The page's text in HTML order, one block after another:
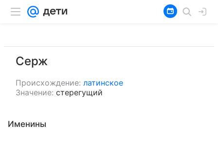
Серж
Происхождение: латинское
Значение: стерегущий
Именины